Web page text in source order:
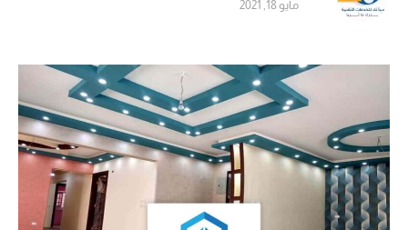
مايو 18, 2021